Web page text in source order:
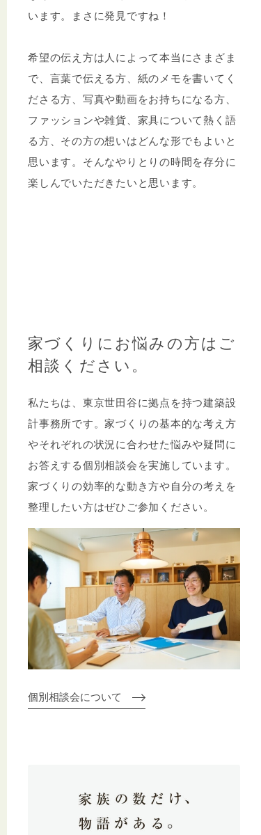
います。まさに発見ですね！
希望の伝え方は人によって本当にさまざま
で、言葉で伝える方、紙のメモを書いてく
ださる方、写真や動画をお持ちになる方、
ファッションや雑貨、家具について熱く語
る方、その方の想いはどんな形でもよいと
思います。そんなやりとりの時間を存分に
楽しんでいただきたいと思います。
家づくりにお悩みの方はご
相談ください。
私たちは、東京世田谷に拠点を持つ建築設
計事務所です。家づくりの基本的な考え方
やそれぞれの状況に合わせた悩みや疑問に
お答えする個別相談会を実施しています。
家づくりの効率的な動き方や自分の考えを
整理したい方はぜひご参加ください。
個別相談会について